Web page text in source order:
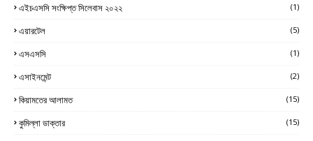
এইচএসসি সংক্ষিপ্ত সিলেবাস ২০২২ (1)
এয়ারটেল (5)
এসএসসি (1)
এসাইনমেন্ট (2)
কিয়ামতের আলামত (15)
কুমিল্লা ডাক্তার (15)